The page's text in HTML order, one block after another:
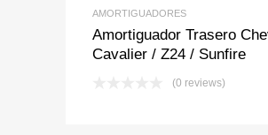
AMORTIGUADORES
Amortiguador Trasero
Cavalier / Z24 / Sunfire
(0 reviews)